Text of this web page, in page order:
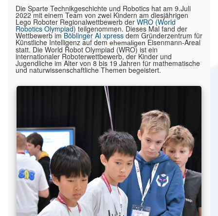
Die Sparte Technikgeschichte und Robotics hat am 9.Juli
2022 mit einem Team von zwei Kindern am diesjährigen
Lego Roboter Regionalwettbewerb der WRO (World
Robotics Olympiad) teilgenommen. Dieses Mal fand der
Wettbewerb im Böblinger AI xpress dem Gründerzentrum für
Künstliche Intelligenz auf dem ehemaligen Eisenmann-Areal
statt. Die World Robot Olympiad (WRO) ist ein
internationaler Roboterwettbewerb, der Kinder und
Jugendliche im Alter von 8 bis 19 Jahren für mathematische
und naturwissenschaftliche Themen begeistert.